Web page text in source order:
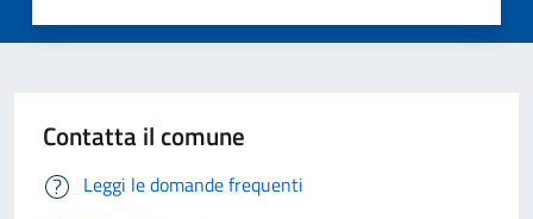
Contatta il comune
Leggi le domande frequenti